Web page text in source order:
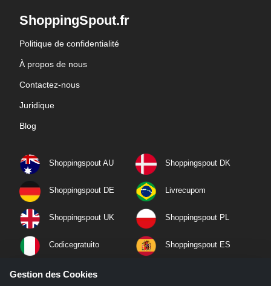
ShoppingSpout.fr
Politique de confidentialité
À propos de nous
Contactez-nous
Juridique
Blog
Shoppingspout AU Shoppingspout DK
Shoppingspout DE Livrecupom
Shoppingspout UK Shoppingspout PL
Codicegratuito Shoppingspout ES
Shoppingspout NL
Gestion des Cookies